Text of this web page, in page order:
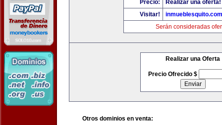
Precio:
Realizar una oferta!
Visitar!
inmueblesquito.com
Serán consideradas
Realizar una Oferta
Precio Ofrecido $
Otros dominios en venta: